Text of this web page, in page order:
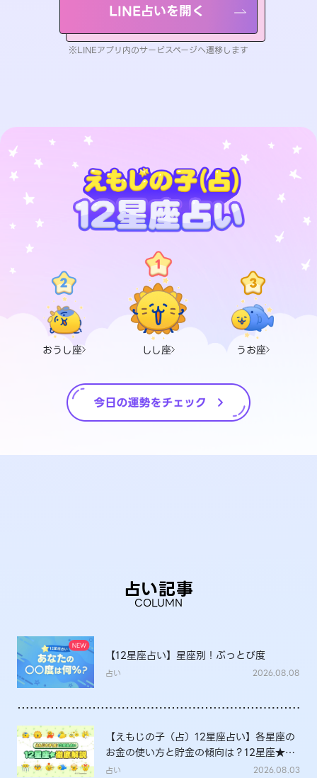
LINE占いを開く
※LINEアプリ内のサービスページへ遷移します
おうし座 しし座 うお座
占い記事
COLUMN
【12星座占い】星座別！ぶっとび度
占い 2026.08.08
【えもじの子（占）12星座占い】各星座の
お金の使い方と貯金の傾向は？12星座★徹
底解説
占い 2026.08.03